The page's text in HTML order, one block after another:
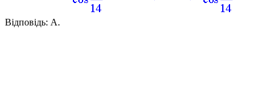
Відповідь: А.